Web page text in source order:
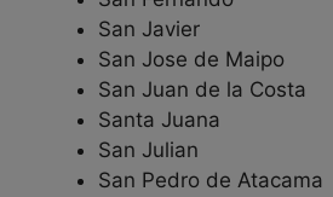
San Javier
San Jose de Maipo
San Juan de la Costa
Santa Juana
San Julian
San Pedro de Atacama